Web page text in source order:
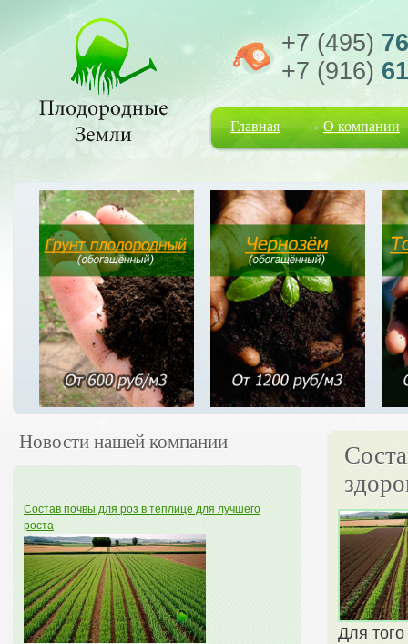
+7 (495)
+7 (916)
Главная О компании
Новости нашей компании
Состав почвы для роз в теплице для лучшего
роста
Для